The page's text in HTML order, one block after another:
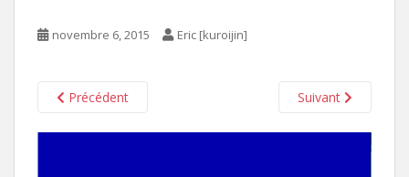
novembre 6, 2015 Eric [kuroijin]
Précédent Suivant